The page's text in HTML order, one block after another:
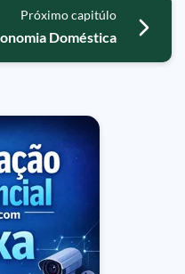
Próximo capitúlo
Doméstica